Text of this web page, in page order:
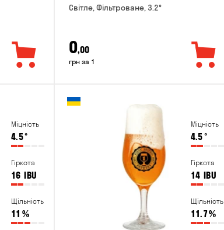
Світле, Фільтроване, 3.2°
0,00
грн за 1
Міцність
4.5°
Гіркота
16 IBU
Щільність
11 %
Міцність
4.5°
Гіркота
14 IBU
Щільність
11.7%